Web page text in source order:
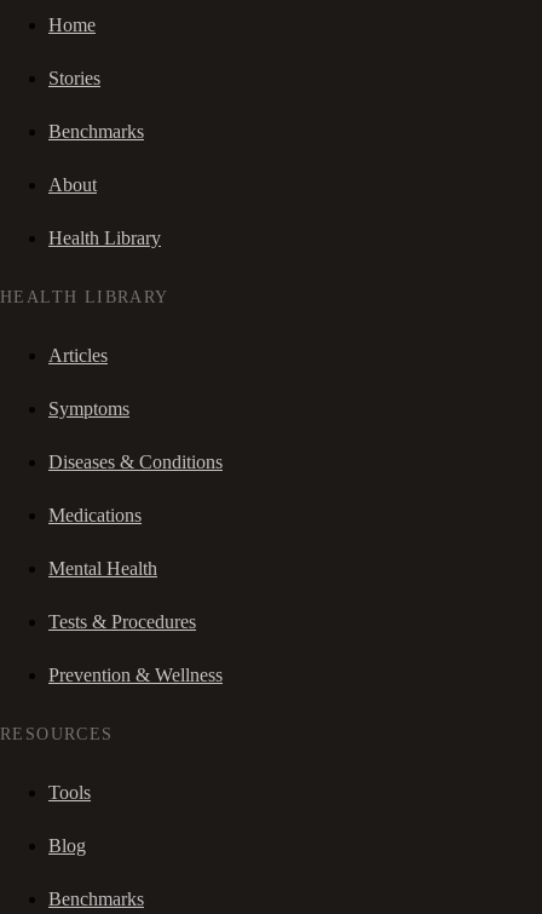
Home
Stories
Benchmarks
About
Health Library
HEALTH LIBRARY
Articles
Symptoms
Diseases & Conditions
Medications
Mental Health
Tests & Procedures
Prevention & Wellness
RESOURCES
Tools
Blog
Benchmarks